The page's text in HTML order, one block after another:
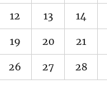
12 13 14
19 20 21
26 27 28